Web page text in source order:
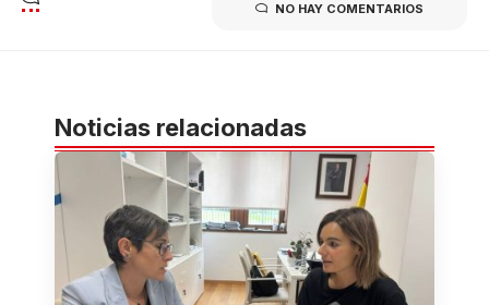
NO HAY COMENTARIOS
Noticias relacionadas